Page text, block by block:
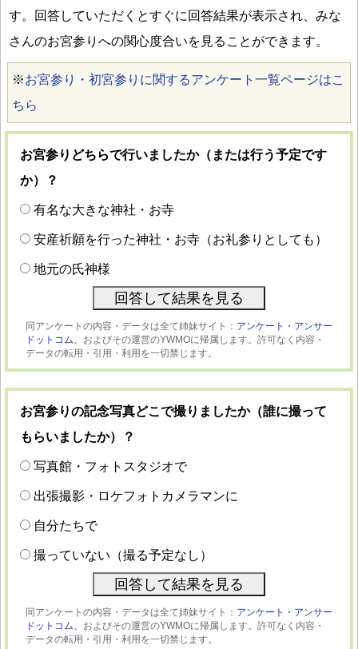
す。回答していただくとすぐに回答結果が表示され、みな
さんのお宮参りへの関心度合いを見ることができます。
※お宮参り・初宮参りに関するアンケート一覧ページはこ
ちら
お宮参りどちらで行いましたか（または行う予定です
か）？
有名な大きな神社・お寺
安産祈願を行った神社・お寺（お礼参りとしても）
地元の氏神様
同アンケートの内容・データは全て姉妹サイト： アンケート・アンサー
ドットコム、 およびその運営のYWMOに帰属します。許可なく内容・
データの転用・引用・利用を一切禁じます。
お宮参りの記念写真どこで撮りましたか（誰に撮って
もらいましたか）？
写真館・フォトスタジオで
出張撮影・ロケフォトカメラマンに
自分たちで
撮っていない（撮る予定なし）
同アンケートの内容・データは全て姉妹サイト： アンケート・アンサー
ドットコム、 およびその運営のYWMOに帰属します。許可なく内容・
データの転用・引用・利用を一切禁じます。